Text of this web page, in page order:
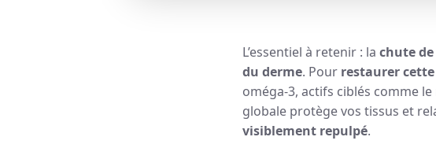
L’essentiel à retenir : la chute
du derme. Pour restaurer
oméga-3, actifs ciblés comme
globale protège vos tissus et
visiblement repulpé.